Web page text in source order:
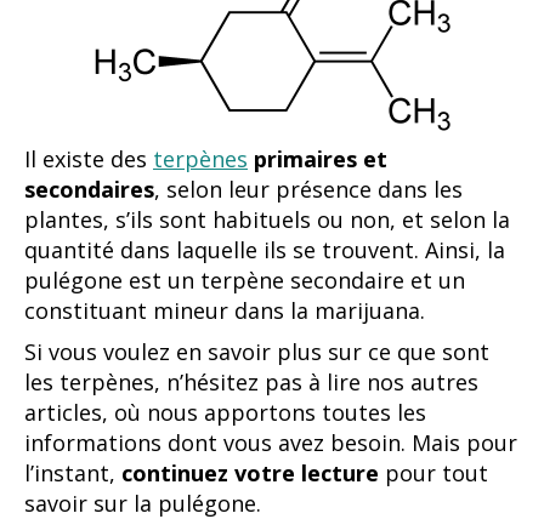
Il existe des terpènes primaires et
secondaires, selon leur présence dans les
plantes, s’ils sont habituels ou non, et selon la
quantité dans laquelle ils se trouvent. Ainsi, la
pulégone est un terpène secondaire et un
constituant mineur dans la marijuana.
Si vous voulez en savoir plus sur ce que sont
les terpènes, n’hésitez pas à lire nos autres
articles, où nous apportons toutes les
informations dont vous avez besoin. Mais pour
l’instant, continuez votre lecture pour tout
savoir sur la pulégone.